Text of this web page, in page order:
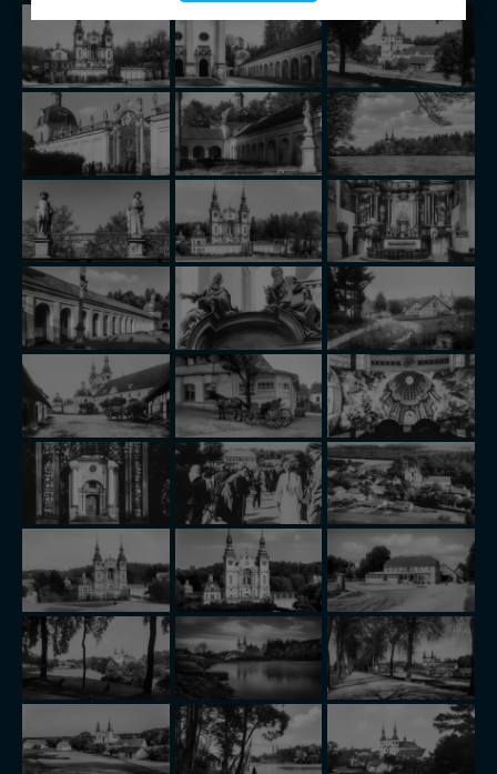
wyszukania, ulubione miejsca, logowania, itp).
Bezpieczeństwo Twoich danych jest dla nas
priorytetowe, bez poinformowania Ciebie nie będziemy
zmieniać zakresu naszych uprawnień. Twoje dane są u
nas bezpieczne, jeśli masz wątpliwości co do naszych
intencji, zawsze możesz wycofać swoją zgodę. Więcej
informacji uzyskach w naszejPolityce Prywatności
Klikając znak X lub przycisk PRZEJDŹ DO SERWISU
wyrażasz zgodę na przetwarzanie Twoich danych.
Nasz serwis nie wykorzystuje oraz nie udostępnia
Twoich danych innym podmiotom oraz osobom
trzecim. Wyjątkiem jest sytuacja, gdy przekazanie
Twoich danych jest elementem usługi (przekazanie
danych z formularza kontaktowego, przekazanie danych
w przypadku rezerwacji usług typu: nocleg, czartery,
itp). Więcej informacji o zasadach i funkcjonalności
serwisu wRegulaminie Serwisu.
Administratorem Twoich danych jest: Agencja
Reklamowa Kreacja Monika Borkowska, z siedzibą ul.
Wiejska 17, 11-500 Giżycko. Możesz z nami
skontaktować się za pośrednictwem tejstrony.
W każdej chwili możesz: zażądać dostępu do swoich
danych, zażądać ich poprawienia lub usunięcia,
zabronić ich przetwarzania. Pamiętaj jednak, że nie
zawsze jest możliwe techniczne zrealizowanie Twoich
praw w odniesieniu do informacji zawartych w plikach
cookies. Twoja przeglądarka umożliwia Ci skasowanie
tych plików - w pewnych przypadkach nie możemy tego
Dziękujemy, i życzmy miłego odkrywania Mazur na